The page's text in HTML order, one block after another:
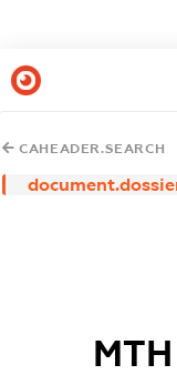
CAHEADER.SEARCH
МТН